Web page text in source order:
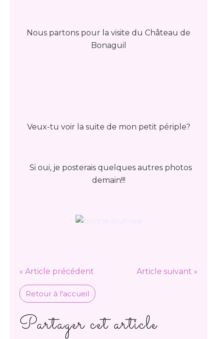
Nous partons pour la visite du Château de
Bonaguil
Veux-tu voir la suite de mon petit périple?
Si oui, je posterais quelques autres photos
demain!!!
« Article précédent Article suivant »
Retour à l'accueil
Partager cet article